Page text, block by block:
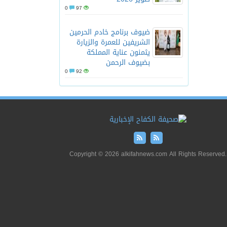
97
ضيوف برنامج خادم الحرمين
الشريفين للعمرة والزيارة
يثمنون عناية المملكة
بضيوف الرحمن
92
Copyright © 2026 alkifahnews.com All Rights Reserved.